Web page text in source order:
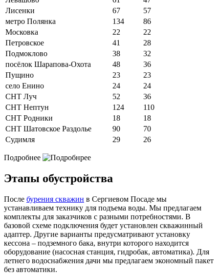
Лисенки
67
57
метро Полянка
134
86
Московка
22
22
Петровское
41
28
Подмоклово
38
32
посёлок Шарапова-Охота
48
36
Пущино
23
23
село Енино
24
24
СНТ Луч
52
36
СНТ Нептун
124
110
СНТ Родники
18
18
СНТ Шатовское Раздолье
90
70
Судимля
29 26
Подробнее
Этапы обустройства
После бурения скважин в Сергиевом Посаде мы
устанавливаем технику для подъема воды. Мы предлагаем
комплекты для заказчиков с разными потребностями. В
базовой схеме подключения будет установлен скважинный
адаптер. Другие варианты предусматривают установку
кессона – подземного бака, внутри которого находится
оборудование (насосная станция, гидробак, автоматика). Для
летнего водоснабжения дачи мы предлагаем экономный пакет
без автоматики.